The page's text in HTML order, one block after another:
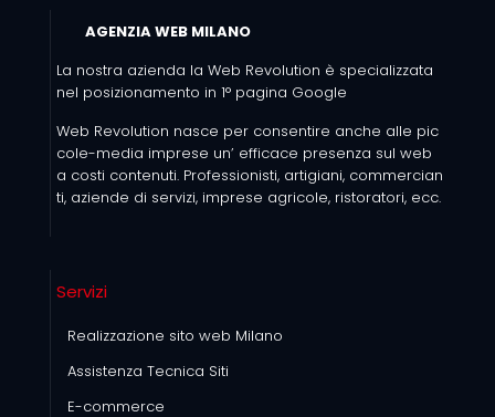
AGENZIA WEB MILANO
La nostra azienda la Web Revolution è specializzata
nel posizionamento in 1° pagina Google
Web Revolution nasce per consentire anche alle pic
cole-media imprese un’ efficace presenza sul web
a costi contenuti. Professionisti, artigiani, commercian
ti, aziende di servizi, imprese agricole, ristoratori, ecc.
Servizi
Realizzazione sito web Milano
Assistenza Tecnica Siti
E-commerce